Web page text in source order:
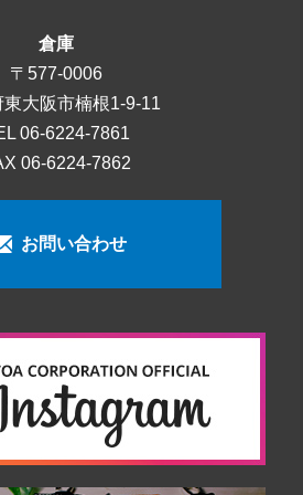
倉庫
〒577-0006
東大阪市楠根1-9-11
06-6224-7861
06-6224-7862
お問い合わせ